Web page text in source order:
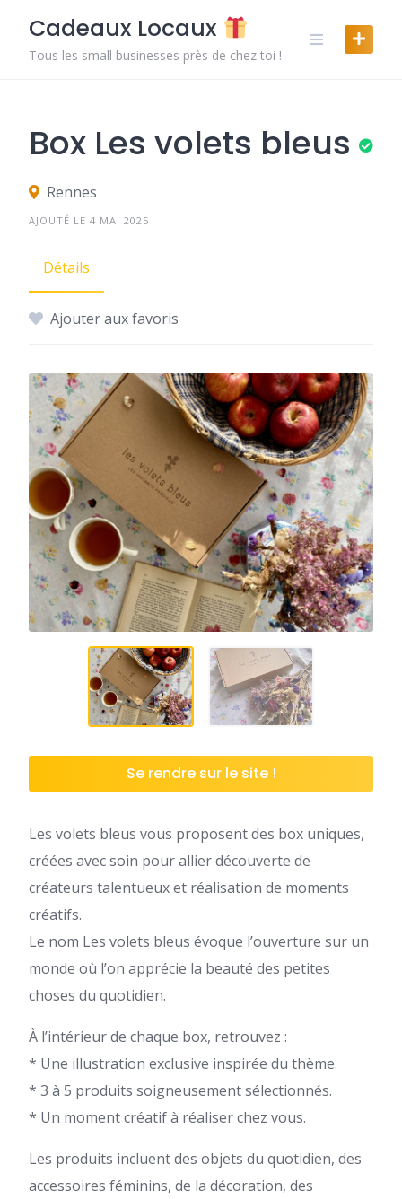
content
Cadeaux Locaux
Tous les small businesses près de chez toi !
Box Les volets bleus
Rennes
AJOUTÉ LE 4 MAI 2025
Détails
Ajouter aux favoris
Se rendre sur le site !
Les volets bleus vous proposent des box uniques,
créées avec soin pour allier découverte de
créateurs talentueux et réalisation de moments
créatifs.
Le nom Les volets bleus évoque l’ouverture sur un
monde où l’on apprécie la beauté des petites
choses du quotidien.
À l’intérieur de chaque box, retrouvez :
* Une illustration exclusive inspirée du thème.
* 3 à 5 produits soigneusement sélectionnés.
* Un moment créatif à réaliser chez vous.
Les produits incluent des objets du quotidien, des
accessoires féminins, de la décoration, des